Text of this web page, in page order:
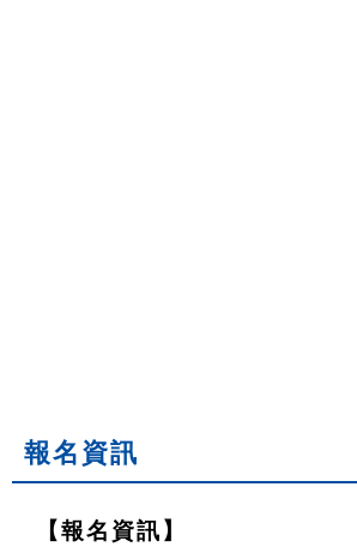
報名資訊
【報名資訊】